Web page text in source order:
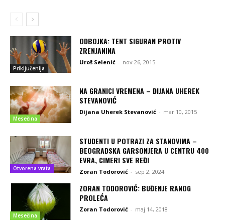
Priključenija
ODBOJKA: TENT SIGURAN PROTIV
ZRENJANINA
Uroš Selenić - nov 26, 2015
Mesečina
NA GRANICI VREMENA – DIJANA UHEREK
STEVANOVIĆ
Dijana Uherek Stevanović - mar 10, 2015
Otvorena vrata
STUDENTI U POTRAZI ZA STANOVIMA –
BEOGRADSKA GARSONJERA U CENTRU 400
EVRA, CIMERI SVE REĐI
Zoran Todorović - sep 2, 2024
Mesečina
ZORAN TODOROVIĆ: BUĐENJE RANOG
PROLEĆA
Zoran Todorović - maj 14, 2018